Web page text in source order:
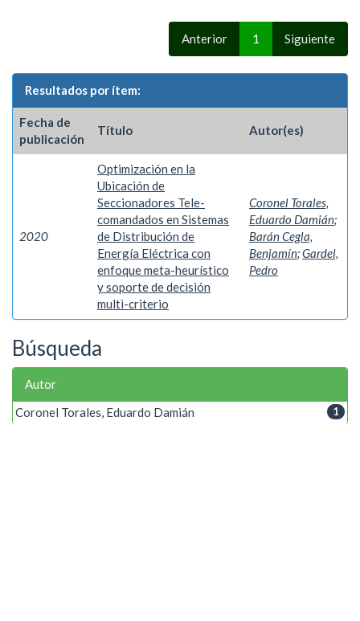
Anterior 1 Siguiente
Resultados por ítem:
Fecha de
publicación
Título Autor(es)
2020
Optimización en la
Ubicación de
Seccionadores Tele-
comandados en Sistemas
de Distribución de
Energía Eléctrica con
enfoque meta-heurístico
y soporte de decisión
multi-criterio
Coronel Torales,
Eduardo Damián;
Barán Cegla,
Benjamín;Gardel,
Pedro
Búsqueda
Autor
1
Coronel Torales, Eduardo Damián